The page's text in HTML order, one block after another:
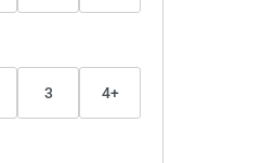
3 4+